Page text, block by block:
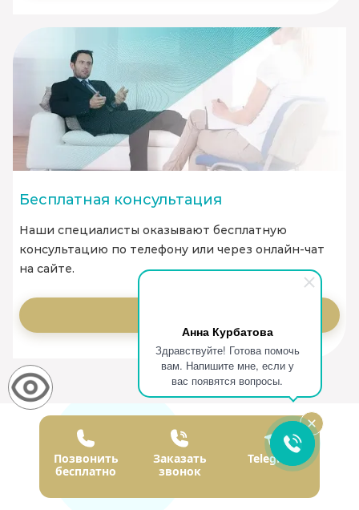
Анна Курбатова
Здравствуйте! Готова помочь
вам. Напишите мне, если у
вас появятся вопросы.
Бесплатная консультация
Наши специалисты оказывают бесплатную
консультацию по телефону или через онлайн-чат
на сайте.
Наши врачи
Позвонить
бесплатно
Заказать
звонок
Telegram